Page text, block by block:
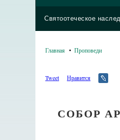
Святоотеческое
Главная Проповеди
Tweet Нравится
СОБОР